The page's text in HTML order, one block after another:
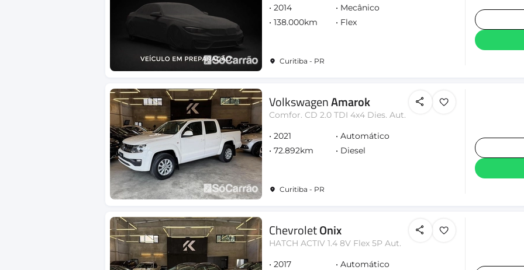
2014
Mecânico
138.000km
Flex
Curitiba - PR
VolkswagenAmarok
Comfor. CD 2.0 TDI 4x4 Dies. Aut.
2021
Automático
72.892km
Diesel
Curitiba - PR
ChevroletOnix
HATCH ACTIV 1.4 8V Flex 5P Aut.
2017
Automático